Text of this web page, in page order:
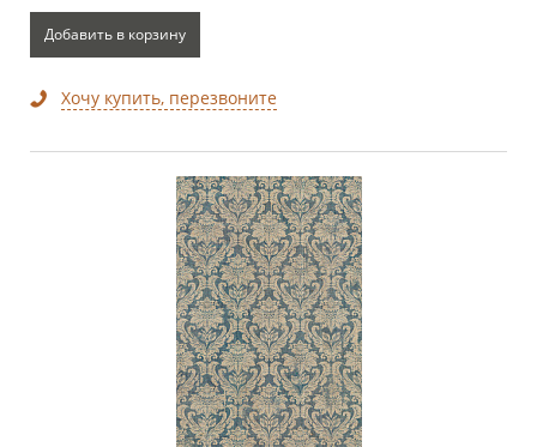
Добавить в корзину
Хочу купить, перезвоните